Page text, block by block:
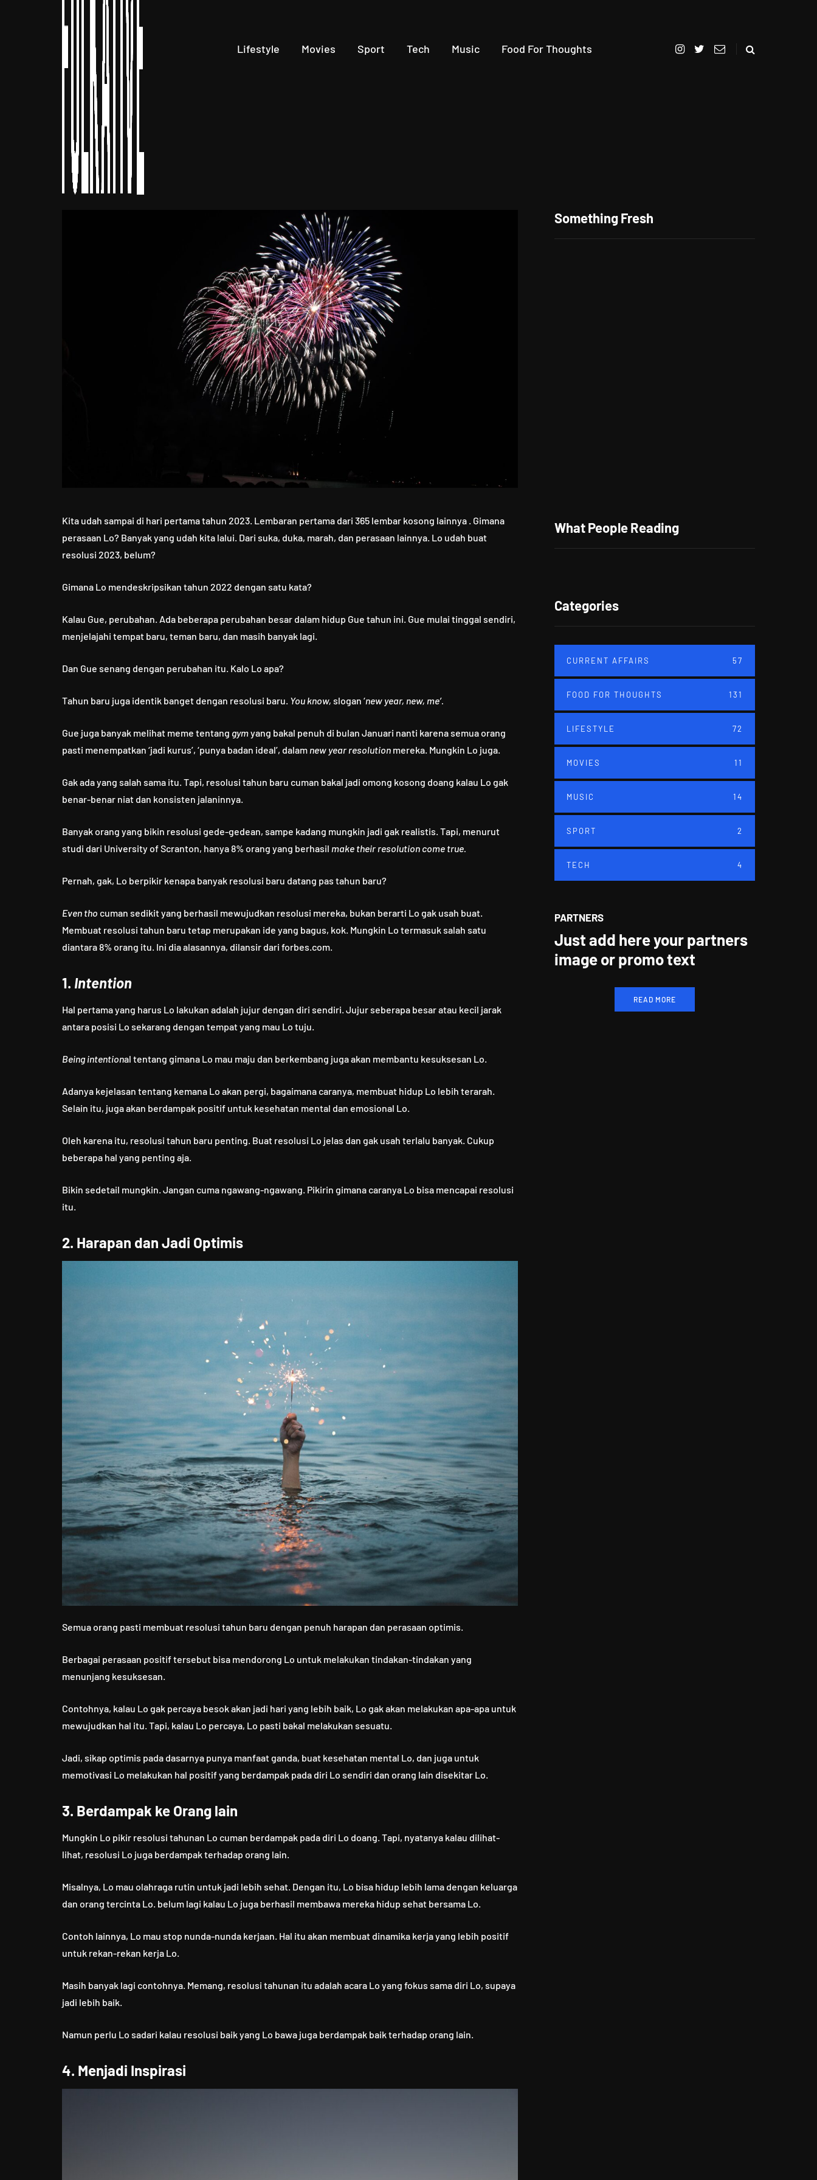
Lifestyle Movies Sport Tech Music Food For Thoughts
Kita udah sampai di hari pertama tahun 2023. Lembaran pertama dari 365 lembar kosong lainnya . Gimana
perasaan Lo? Banyak yang udah kita lalui. Dari suka, duka, marah, dan perasaan lainnya. Lo udah buat
resolusi 2023, belum?
Gimana Lo mendeskripsikan tahun 2022 dengan satu kata?
Kalau Gue, perubahan. Ada beberapa perubahan besar dalam hidup Gue tahun ini. Gue mulai tinggal sendiri,
menjelajahi tempat baru, teman baru, dan masih banyak lagi.
Dan Gue senang dengan perubahan itu. Kalo Lo apa?
Tahun baru juga identik banget dengan resolusi baru. You know, slogan ‘new year, new, me’.
Gue juga banyak melihat meme tentang gymyang bakal penuh di bulan Januari nanti karena semua orang
pasti menempatkan ‘jadi kurus’, ‘punya badan ideal’, dalam new year resolution mereka. Mungkin Lo juga.
Gak ada yang salah sama itu. Tapi, resolusi tahun baru cuman bakal jadi omong kosong doang kalau Lo gak
benar-benar niat dan konsisten jalaninnya.
Banyak orang yang bikin resolusi gede-gedean, sampe kadang mungkin jadi gak realistis. Tapi, menurut
studi dari University of Scranton, hanya 8% orang yang berhasil make their resolution come true.
Pernah, gak, Lo berpikir kenapa banyak resolusi baru datang pas tahun baru?
Even tho cuman sedikit yang berhasil mewujudkan resolusi mereka, bukan berarti Lo gak usah buat.
Membuat resolusi tahun baru tetap merupakan ide yang bagus, kok. Mungkin Lo termasuk salah satu
diantara 8% orang itu. Ini dia alasannya, dilansir dari forbes.com.
1. Intention
Hal pertama yang harus Lo lakukan adalah jujur dengan diri sendiri. Jujur seberapa besar atau kecil jarak
antara posisi Lo sekarang dengan tempat yang mau Lo tuju.
Being intentional tentang gimana Lo mau maju dan berkembang juga akan membantu kesuksesan Lo.
Adanya kejelasan tentang kemana Lo akan pergi, bagaimana caranya, membuat hidup Lo lebih terarah.
Selain itu, juga akan berdampak positif untuk kesehatan mental dan emosional Lo.
Oleh karena itu, resolusi tahun baru penting. Buat resolusi Lo jelas dan gak usah terlalu banyak. Cukup
beberapa hal yang penting aja.
Bikin sedetail mungkin. Jangan cuma ngawang-ngawang. Pikirin gimana caranya Lo bisa mencapai resolusi
itu.
2. Harapan dan Jadi Optimis
Semua orang pasti membuat resolusi tahun baru dengan penuh harapan dan perasaan optimis.
Berbagai perasaan positif tersebut bisa mendorong Lo untuk melakukan tindakan-tindakan yang
menunjang kesuksesan.
Contohnya, kalau Lo gak percaya besok akan jadi hari yang lebih baik, Lo gak akan melakukan apa-apa untuk
mewujudkan hal itu. Tapi, kalau Lo percaya, Lo pasti bakal melakukan sesuatu.
Jadi, sikap optimis pada dasarnya punya manfaat ganda, buat kesehatan mental Lo, dan juga untuk
memotivasi Lo melakukan hal positif yang berdampak pada diri Lo sendiri dan orang lain disekitar Lo.
3. Berdampak ke Orang lain
Mungkin Lo pikir resolusi tahunan Lo cuman berdampak pada diri Lo doang. Tapi, nyatanya kalau dilihat-
lihat, resolusi Lo juga berdampak terhadap orang lain.
Misalnya, Lo mau olahraga rutin untuk jadi lebih sehat. Dengan itu, Lo bisa hidup lebih lama dengan keluarga
dan orang tercinta Lo. belum lagi kalau Lo juga berhasil membawa mereka hidup sehat bersama Lo.
Contoh lainnya, Lo mau stop nunda-nunda kerjaan. Hal itu akan membuat dinamika kerja yang lebih positif
untuk rekan-rekan kerja Lo.
Masih banyak lagi contohnya. Memang, resolusi tahunan itu adalah acara Lo yang fokus sama diri Lo, supaya
jadi lebih baik.
Namun perlu Lo sadari kalau resolusi baik yang Lo bawa juga berdampak baik terhadap orang lain.
4. Menjadi Inspirasi
Something FreshPelanggan Setia, CITILINK
LinkMiles Festival
What People Reading
Categories
CURRENT AFFAIRS 57
FOOD FOR THOUGHTS 131
LIFESTYLE 72
MOVIES 11
MUSIC 14
SPORT 2
TECH 4
PARTNERS
Just add here your partners
image or promo text
READ MORE